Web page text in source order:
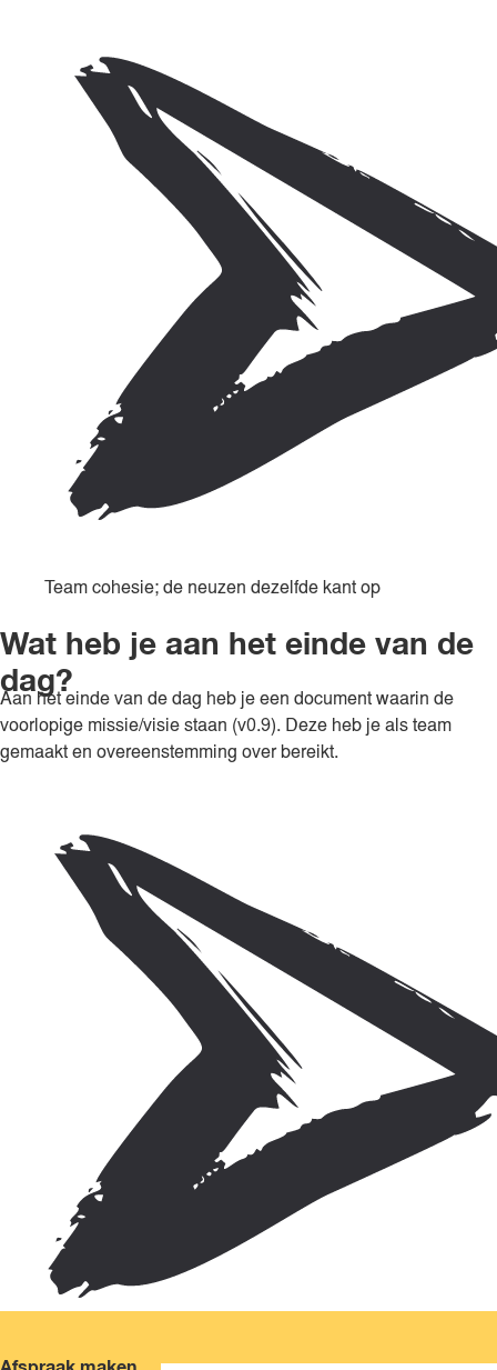
Team cohesie; de neuzen dezelfde kant op
Wat heb je aan het einde van de
dag?
Aan het einde van de dag heb je een document waarin de
voorlopige missie/visie staan (v0.9). Deze heb je als team
gemaakt en overeenstemming over bereikt.